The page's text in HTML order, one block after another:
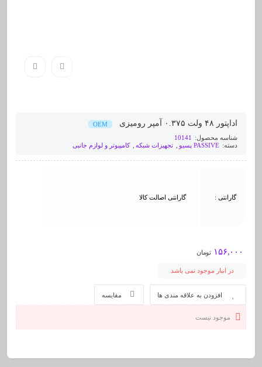
اداپتور ۴۸ ولت ۰.۳۷۵ آمپر رومیزی
OEM
شناسه محصول:
10141
دسته: PASSIVE پسیو تجهیزات شبکه کامپیوتر و لوازم جانبی
گارانتی : گارانتی اصالت کالا
۱۵۶,۰۰۰ تومان
در انبار موجود نمی باشد
مقایسه افزودن به علاقه مندی ها
موجود نیست